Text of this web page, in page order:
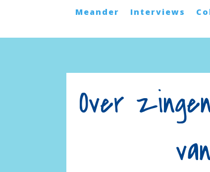
Meander Interviews
Over